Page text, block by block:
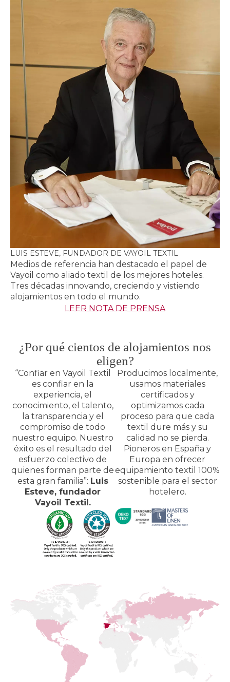
LUIS ESTEVE, FUNDADOR DE VAYOIL TEXTIL
Medios de referencia han destacado el papel de
Vayoil como aliado textil de los mejores hoteles.
Tres décadas innovando, creciendo y vistiendo
alojamientos en todo el mundo.
LEER NOTA DE PRENSA
¿Por qué cientos de alojamientos nos
eligen?
“Confiar en Vayoil Textil
es confiar en la
experiencia, el
conocimiento, el talento,
la transparencia y el
compromiso de todo
nuestro equipo. Nuestro
éxito es el resultado del
esfuerzo colectivo de
quienes forman parte de
esta gran familia”: Luis
Esteve, fundador
Vayoil Textil.
Producimos localmente,
usamos materiales
certificados y
optimizamos cada
proceso para que cada
textil dure más y su
calidad no se pierda.
Pioneros en España y
Europa en ofrecer
equipamiento textil 100%
sostenible para el sector
hotelero.